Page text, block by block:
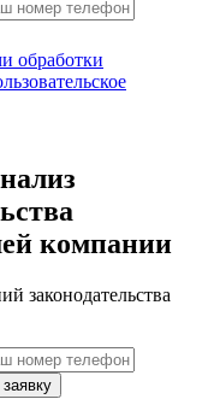
обработки
компании
законодательства